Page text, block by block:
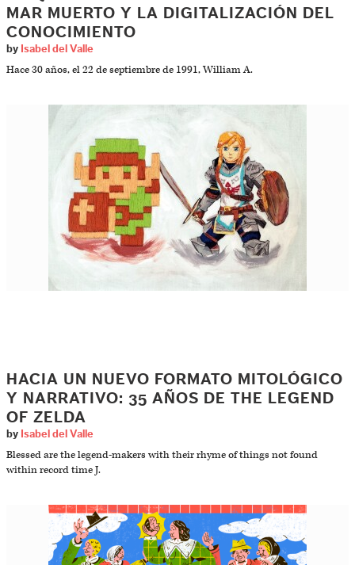
MAR MUERTO Y LA DIGITALIZACIÓN DEL
CONOCIMIENTO
by Isabel del Valle
Hace 30 años, el 22 de septiembre de 1991, William A.
HACIA UN NUEVO FORMATO MITOLÓGICO
Y NARRATIVO: 35 AÑOS DE THE LEGEND
OF ZELDA
by Isabel del Valle
Blessed are the legend-makers with their rhyme of things not found
within record time J.